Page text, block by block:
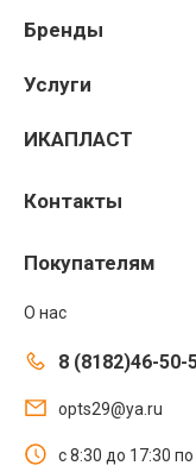
решений:
для
домостроения;
сетей тепло-
Бренды
Услуги
ИКАПЛАСТ
Контакты
Покупателям
О нас
8 (8182)46-50-
opts29@ya.ru
с 8:30 до 17:30